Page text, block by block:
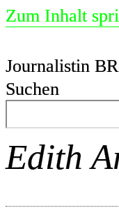
Zum Inhalt
Journalistin
Suchen
Edith